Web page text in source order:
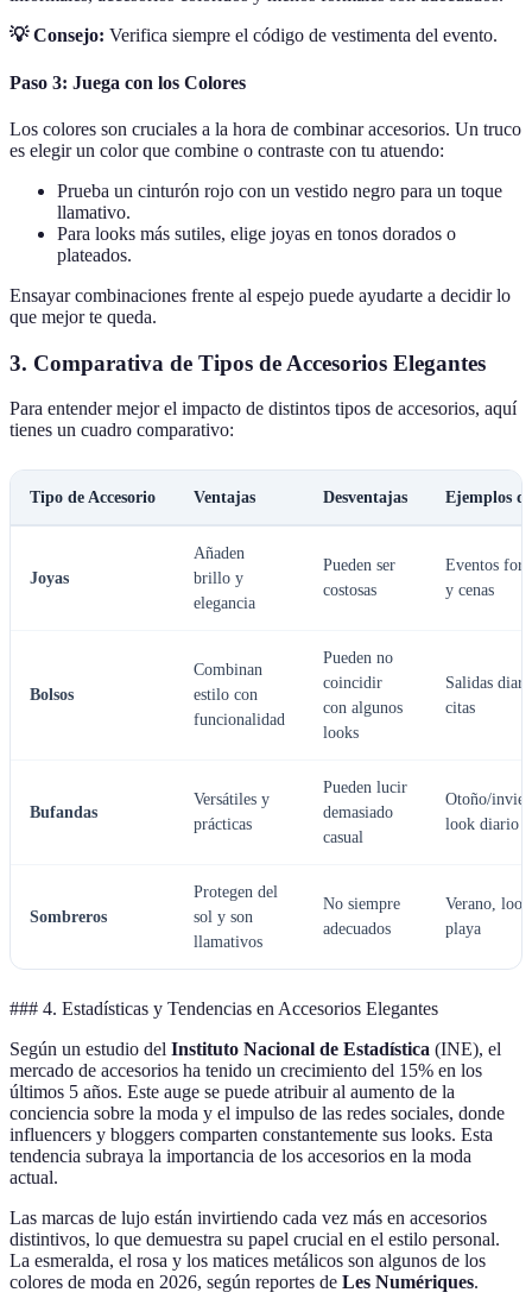
💡 Consejo: Verifica siempre el código de vestimenta del evento.
Paso 3: Juega con los Colores
Los colores son cruciales a la hora de combinar accesorios. Un truco
es elegir un color que combine o contraste con tu atuendo:
Prueba un cinturón rojo con un vestido negro para un toque
llamativo.
Para looks más sutiles, elige joyas en tonos dorados o
plateados.
Ensayar combinaciones frente al espejo puede ayudarte a decidir lo
que mejor te queda.
3. Comparativa de Tipos de Accesorios Elegantes
Para entender mejor el impacto de distintos tipos de accesorios, aquí
tienes un cuadro comparativo:
Tipo de Accesorio Ventajas Desventajas Ejemplos
Joyas
Añaden
brillo y
elegancia
Pueden ser
costosas
Eventos
y cenas
Bolsos
Combinan
estilo con
funcionalidad
Pueden no
coincidir
con algunos
looks
Salidas
citas
Bufandas
Versátiles y
prácticas
Pueden lucir
demasiado
casual
Otoño/
look diario
Sombreros
Protegen del
sol y son
llamativos
No siempre
adecuados
Verano,
playa
### 4. Estadísticas y Tendencias en Accesorios Elegantes
Según un estudio del Instituto Nacional de Estadística (INE), el
mercado de accesorios ha tenido un crecimiento del 15% en los
últimos 5 años. Este auge se puede atribuir al aumento de la
conciencia sobre la moda y el impulso de las redes sociales, donde
influencers y bloggers comparten constantemente sus looks. Esta
tendencia subraya la importancia de los accesorios en la moda
actual.
Las marcas de lujo están invirtiendo cada vez más en accesorios
distintivos, lo que demuestra su papel crucial en el estilo personal.
La esmeralda, el rosa y los matices metálicos son algunos de los
colores de moda en 2026, según reportes de Les Numériques.